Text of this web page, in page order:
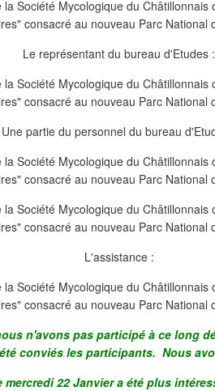
Le représentant du bureau d'Etudes :
Une partie du personnel du bureau
L'assistance :
n'avons pas participé à ce long
conviés les participants. Nous
22 Janvier a été plus